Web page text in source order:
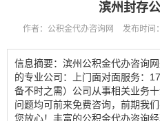
滨州封存
作者：公积金代办咨询网 发布时间
信息摘要：滨州公积金代办咨询
的专业公司：上门面对面服务：
备不时之需）公司从事相关业务
问题均可前来免费咨询，前期我
您放心！丰富的公积金代办咨询